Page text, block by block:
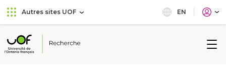
Aller
au
principal
Passer
au
Autres sites UOF EN
Université